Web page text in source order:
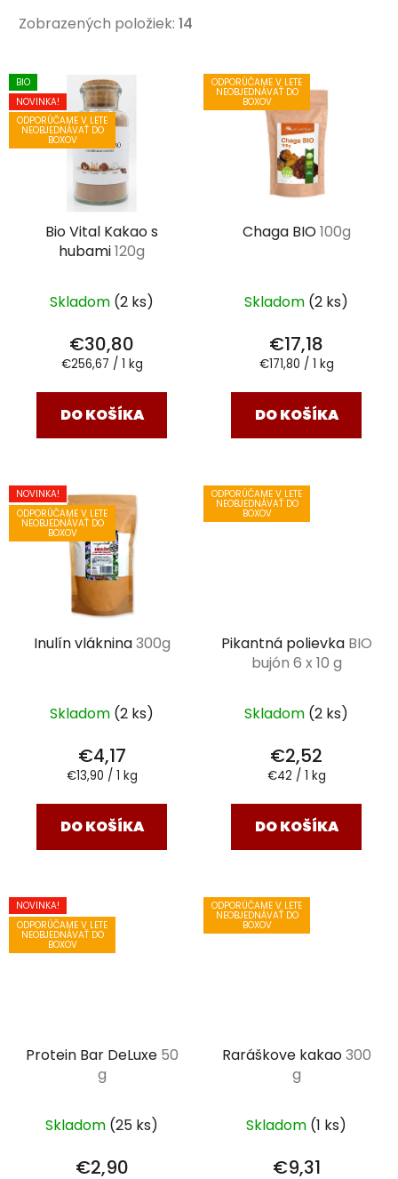
Zobrazených položiek: 14
V
ý
p
i
BIO
NOVINKA!
ODPORÚČAME V LETE
NEOBJEDNÁVAŤ DO
BOXOV
Bio Vital Kakao s
hubami120g
Skladom (2 ks)
€30,80
Jednotková
€256,67 / 1 kg
DO KOŠÍKA
ODPORÚČAME V LETE
NEOBJEDNÁVAŤ DO
BOXOV
Chaga BIO100g
Skladom (2 ks)
€17,18
Jednotková
€171,80 / 1 kg
DO KOŠÍKA
NOVINKA!
ODPORÚČAME V LETE
NEOBJEDNÁVAŤ DO
BOXOV
Inulín vláknina300g
Skladom (2 ks)
€4,17
Jednotková
€13,90 / 1 kg
DO KOŠÍKA
ODPORÚČAME V LETE
NEOBJEDNÁVAŤ DO
BOXOV
Pikantná polievka BIO
bujón 6 x 10 g
Skladom (2 ks)
€2,52
Jednotková
€42 / 1 kg
DO KOŠÍKA
NOVINKA!
ODPORÚČAME V LETE
NEOBJEDNÁVAŤ DO
BOXOV
Protein Bar DeLuxe 50
g
Skladom (25 ks)
€2,90
ODPORÚČAME V LETE
NEOBJEDNÁVAŤ DO
BOXOV
Raráškove kakao300
g
Skladom (1 ks)
€9,31